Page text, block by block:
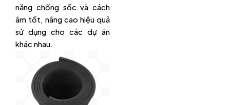
năng chống sốc và cách
âm tốt, nâng cao hiệu quả
sử dụng cho các dự án
khác nhau.